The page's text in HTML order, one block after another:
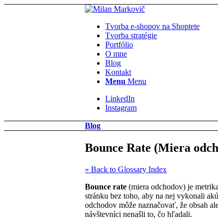
Tvorba e-shopov na Shoptete
Tvorba stratégie
Portfólio
O mne
Blog
Kontakt
Menu Menu
LinkedIn
Instagram
Blog
Bounce Rate (Miera
« Back to Glossary Index
Bounce rate (miera odchodov) je
stránku bez toho, aby na nej vykonali
odchodov môže naznačovať, že obsah
návštevníci nenašli to, čo hľadali.